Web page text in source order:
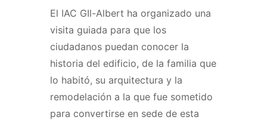
El IAC GIl-Albert ha organizado una
visita guiada para que los
ciudadanos puedan conocer la
historia del edificio, de la familia que
lo habitó, su arquitectura y la
remodelación a la que fue sometido
para convertirse en sede de esta